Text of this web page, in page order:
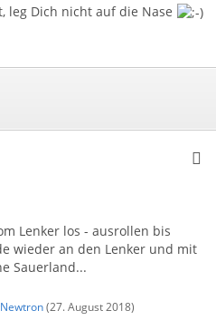
leg Dich nicht auf die Nase
Lenker los - ausrollen bis
wieder an den Lenker und mit
Sauerland...
(27. August 2018)